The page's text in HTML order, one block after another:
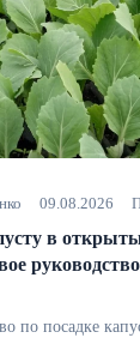
09.08.2026
в
по посадке